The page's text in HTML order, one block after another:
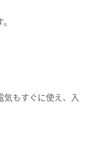
もすぐに使え、入